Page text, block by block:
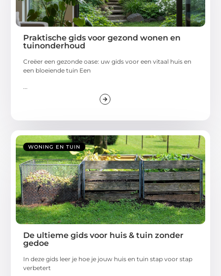
Praktische gids voor gezond wonen en
tuinonderhoud
Creëer een gezonde oase: uw gids voor een vitaal huis en
een bloeiende tuin Een
WONING EN TUIN
De ultieme gids voor huis & tuin zonder
gedoe
In deze gids leer je hoe je jouw huis en tuin stap voor stap
verbetert